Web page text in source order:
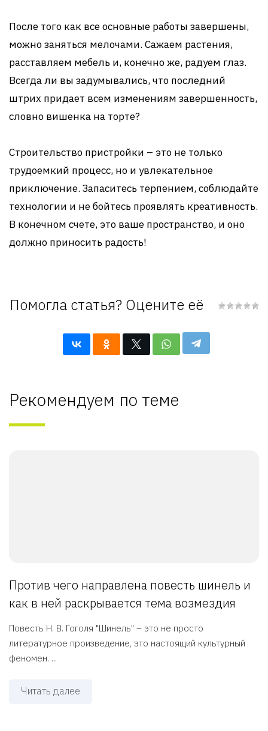
После того как все основные работы завершены,
можно заняться мелочами. Сажаем растения,
расставляем мебель и, конечно же, радуем глаз.
Всегда ли вы задумывались, что последний
штрих придает всем изменениям завершенность,
словно вишенка на торте?
Строительство пристройки – это не только
трудоемкий процесс, но и увлекательное
приключение. Запаситесь терпением, соблюдайте
технологии и не бойтесь проявлять креативность.
В конечном счете, это ваше пространство, и оно
должно приносить радость!
Помогла статья? Оцените её
Рекомендуем по теме
Против чего направлена повесть шинель и
как в ней раскрывается тема возмездия
Повесть Н. В. Гоголя "Шинель" – это не просто
литературное произведение, это настоящий культурный
феномен. ...
Читать далее